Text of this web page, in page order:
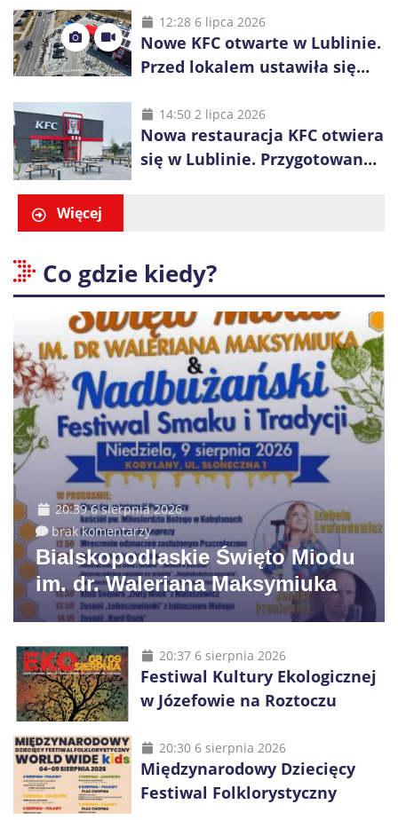
inwestycje
12:28 6 lipca 2026
Nowe KFC otwarte w Lublinie.
Przed lokalem ustawiła się
14:50 2 lipca 2026
Nowa restauracja KFC otwiera
się w Lublinie. Przygotowano
Więcej
Co gdzie kiedy?
20:39 6 sierpnia 2026
brak komentarzy
Bialskopodlaskie Święto Miodu
im. dr. Waleriana Maksymiuka
20:37 6 sierpnia 2026
Festiwal Kultury Ekologicznej
w Józefowie na Roztoczu
20:30 6 sierpnia 2026
Międzynarodowy Dziecięcy
Festiwal Folklorystyczny